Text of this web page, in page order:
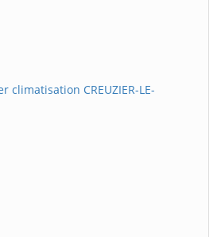
climatisation CREUZIER-LE-